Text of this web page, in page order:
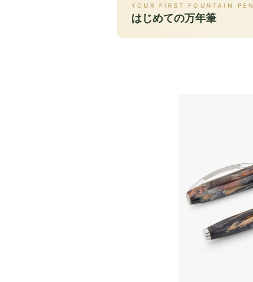
YOUR FIRST FOUNTAIN PEN
はじめての万年筆